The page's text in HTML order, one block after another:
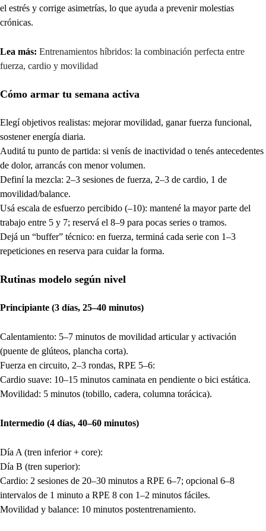
el estrés y corrige asimetrías, lo que ayuda a prevenir molestias
crónicas.
Lea más: Entrenamientos híbridos: la combinación perfecta entre
fuerza, cardio y movilidad
Cómo armar tu semana activa
Elegí objetivos realistas: mejorar movilidad, ganar fuerza funcional,
sostener energía diaria.
Auditá tu punto de partida: si venís de inactividad o tenés antecedentes
de dolor, arrancás con menor volumen.
Definí la mezcla: 2–3 sesiones de fuerza, 2–3 de cardio, 1 de
movilidad/balance.
Usá escala de esfuerzo percibido (–10): mantené la mayor parte del
trabajo entre 5 y 7; reservá el 8–9 para pocas series o tramos.
Dejá un “buffer” técnico: en fuerza, terminá cada serie con 1–3
repeticiones en reserva para cuidar la forma.
Rutinas modelo según nivel
Principiante (3 días, 25–40 minutos)
Calentamiento: 5–7 minutos de movilidad articular y activación
(puente de glúteos, plancha corta).
Fuerza en circuito, 2–3 rondas, RPE 5–6:
Cardio suave: 10–15 minutos caminata en pendiente o bici estática.
Movilidad: 5 minutos (tobillo, cadera, columna torácica).
Intermedio (4 días, 40–60 minutos)
Día A (tren inferior + core):
Día B (tren superior):
Cardio: 2 sesiones de 20–30 minutos a RPE 6–7; opcional 6–8
intervalos de 1 minuto a RPE 8 con 1–2 minutos fáciles.
Movilidad y balance: 10 minutos postentrenamiento.